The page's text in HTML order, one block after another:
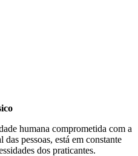
humana comprometida com a
pessoas, está em constante
dos praticantes.